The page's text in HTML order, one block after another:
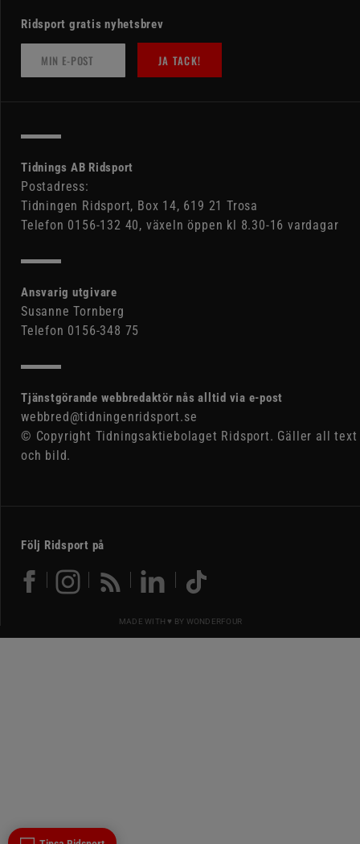
Ridsport gratis nyhetsbrev
JA TACK!
Tidnings AB Ridsport
Postadress:
Tidningen Ridsport, Box 14, 619 21 Trosa
Telefon 0156-132 40, växeln öppen kl 8.30-16 vardagar
Ansvarig utgivare
Susanne Tornberg
Telefon 0156-348 75
Tjänstgörande webbredaktör nås alltid via e-post
webbred@tidningenridsport.se
© Copyright Tidningsaktiebolaget Ridsport. Gäller all text
och bild.
Följ Ridsport på
MADE WITH ♥ BY WONDERFOUR